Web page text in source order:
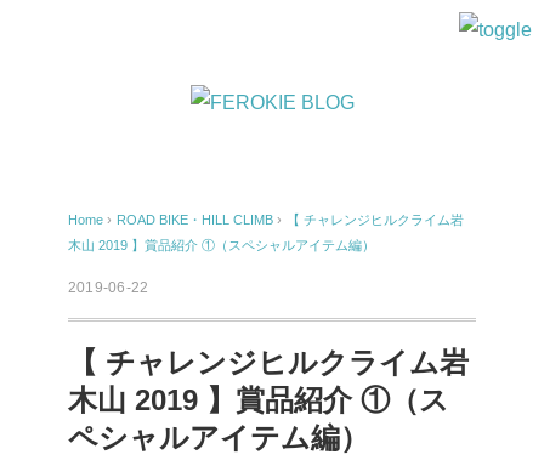
Home › ROAD BIKE・HILL CLIMB ›
【 チャレンジヒルクライム岩
木山 2019 】賞品紹介 ①（スペシャルアイテム編）
2019-06-22
【 チャレンジヒルクライム岩
木山 2019 】賞品紹介 ①（ス
ペシャルアイテム編）